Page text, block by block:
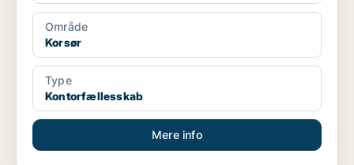
Område
Korsør
Type
Kontorfællesskab
Mere info